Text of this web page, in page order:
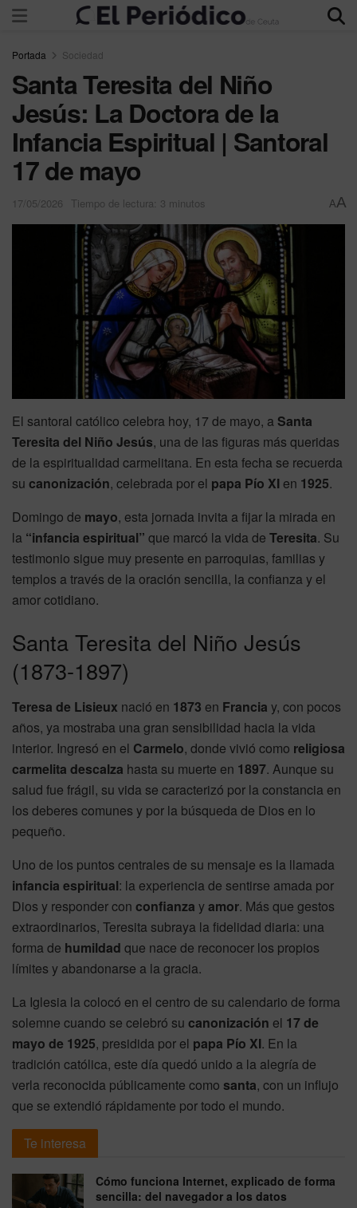
Portada Sociedad
Santa Teresita del Niño
Jesús: La Doctora de la
Infancia Espiritual | Santoral
17 de mayo
17/05/2026 Tiempo de lectura: 3 minutos AA
El santoral católico celebra hoy, 17 de mayo, a Santa
Teresita del Niño Jesús, una de las figuras más queridas
de la espiritualidad carmelitana. En esta fecha se recuerda
su canonización, celebrada por el papa Pío XI en 1925.
Domingo de mayo, esta jornada invita a fijar la mirada en
la “infancia espiritual” que marcó la vida de Teresita. Su
testimonio sigue muy presente en parroquias, familias y
templos a través de la oración sencilla, la confianza y el
amor cotidiano.
Santa Teresita del Niño Jesús
(1873-1897)
Teresa de Lisieux nació en 1873 en Francia y, con pocos
años, ya mostraba una gran sensibilidad hacia la vida
interior. Ingresó en el Carmelo, donde vivió como religiosa
carmelita descalza hasta su muerte en 1897. Aunque su
salud fue frágil, su vida se caracterizó por la constancia en
los deberes comunes y por la búsqueda de Dios en lo
pequeño.
Uno de los puntos centrales de su mensaje es la llamada
infancia espiritual: la experiencia de sentirse amada por
Dios y responder con confianza yamor. Más que gestos
extraordinarios, Teresita subraya la fidelidad diaria: una
forma de humildad que nace de reconocer los propios
límites y abandonarse a la gracia.
La Iglesia la colocó en el centro de su calendario de forma
solemne cuando se celebró su canonización el 17 de
mayo de 1925, presidida por el papa Pío XI. En la
tradición católica, este día quedó unido a la alegría de
verla reconocida públicamente como santa, con un influjo
que se extendió rápidamente por todo el mundo.
Te interesa
Cómo funciona Internet, explicado de forma
sencilla: del navegador a los datos